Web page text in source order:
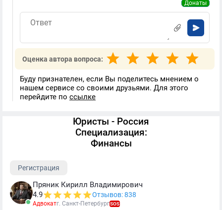
Донаты
Оценка автора вопроса:
Буду признателен, если Вы поделитесь мнением о
нашем сервисе со своими друзьями. Для этого
перейдите по ссылке
Юристы - Россия
Специализация:
Финансы
Регистрация
Пряник Кирилл Владимирович
4.9
Отзывов: 838
Адвокатг. Санкт-ПетербургSOS